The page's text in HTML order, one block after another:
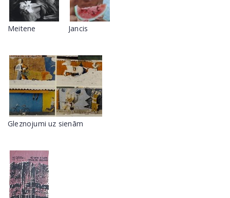
Meitene Jancis
Gleznojumi uz sienām